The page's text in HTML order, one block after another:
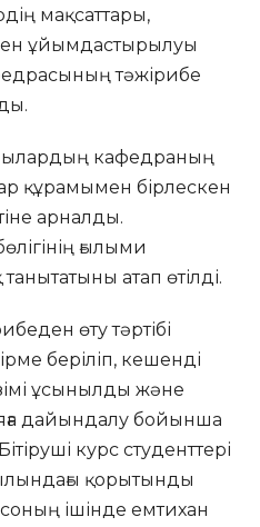
мақсаттары,
ұйымдастырылуы
тәжірибе
кафедраның
құрамымен бірлескен
арналды.
ғылыми
атап өтілді.
өту тәртібі
беріліп, кешенді
ұсынылды және
дайындалу бойынша
курс студенттері
қорытынды
ішінде емтихан